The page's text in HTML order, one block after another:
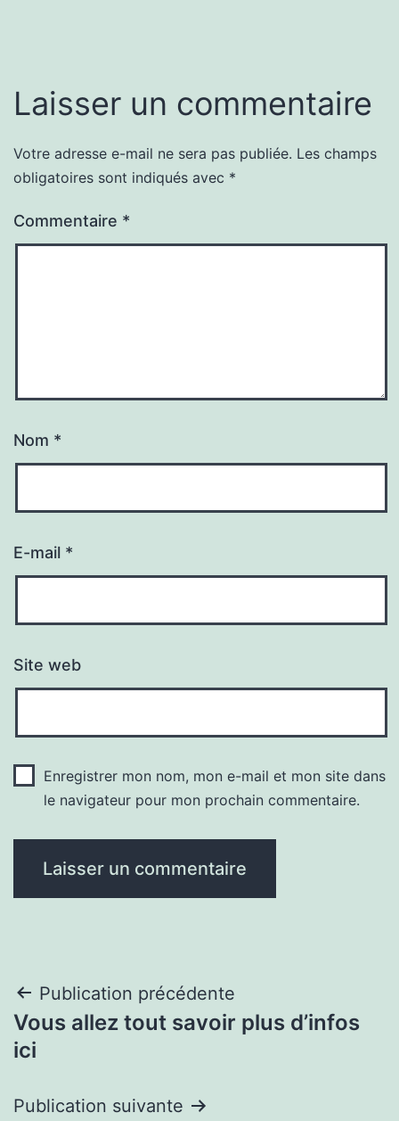
Laisser un commentaire
Votre adresse e-mail ne sera pas publiée. Les champs
obligatoires sont indiqués avec *
Commentaire *
Nom *
E-mail *
Site web
Enregistrer mon nom, mon e-mail et mon site dans
le navigateur pour mon prochain commentaire.
Navigation
de
Publication précédente
Vous allez tout savoir plus d’infos
ici
Publication suivante